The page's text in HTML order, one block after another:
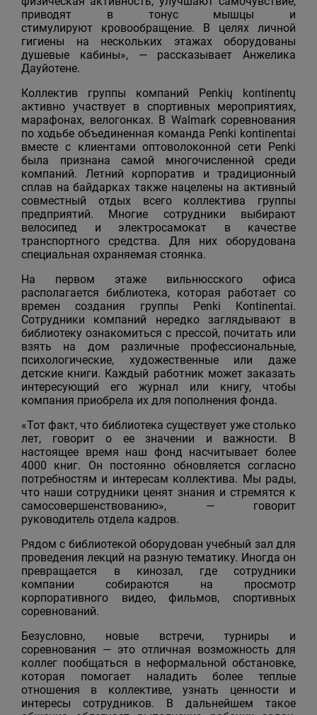
приводят в тонус мышцы и
стимулируют кровообращение. В целях личной
гигиены на нескольких этажах оборудованы
душевые кабины», — рассказывает Анжелика
Дауйотене.
Коллектив группы компаний Penkių kontinentų
активно участвует в спортивных мероприятиях,
марафонах, велогонках. В Walmark соревнования
по ходьбе объединенная команда Penki kontinentai
вместе с клиентами оптоволоконной сети Penki
была признана самой многочисленной среди
компаний. Летний корпоратив и традиционный
сплав на байдарках также нацелены на активный
совместный отдых всего коллектива группы
предприятий. Многие сотрудники выбирают
велосипед и электросамокат в качестве
транспортного средства. Для них оборудована
специальная охраняемая стоянка.
На первом этаже вильнюсского офиса
располагается библиотека, которая работает со
времен создания группы Penki Kontinentai.
Сотрудники компаний нередко заглядывают в
библиотеку ознакомиться с прессой, почитать или
взять на дом различные профессиональные,
психологические, художественные или даже
детские книги. Каждый работник может заказать
интересующий его журнал или книгу, чтобы
компания приобрела их для пополнения фонда.
«Тот факт, что библиотека существует уже столько
лет, говорит о ее значении и важности. В
настоящее время наш фонд насчитывает более
4000 книг. Он постоянно обновляется согласно
потребностям и интересам коллектива. Мы рады,
что наши сотрудники ценят знания и стремятся к
самосовершенствованию», — говорит
руководитель отдела кадров.
Рядом с библиотекой оборудован учебный зал для
проведения лекций на разную тематику. Иногда он
превращается в кинозал, где сотрудники
компании собираются на просмотр
корпоративного видео, фильмов, спортивных
соревнований.
Безусловно, новые встречи, турниры и
соревнования — это отличная возможность для
коллег пообщаться в неформальной обстановке,
которая помогает наладить более теплые
отношения в коллективе, узнать ценности и
интересы сотрудников. В дальнейшем такое